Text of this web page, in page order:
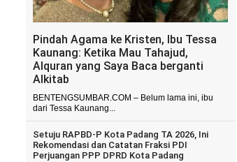
Pindah Agama ke Kristen, Ibu Tessa
Kaunang: Ketika Mau Tahajud,
Alquran yang Saya Baca berganti
Alkitab
BENTENGSUMBAR.COM – Belum lama ini, ibu
dari Tessa Kaunang...
Setuju RAPBD-P Kota Padang TA 2026, Ini
Rekomendasi dan Catatan Fraksi PDI
Perjuangan PPP DPRD Kota Padang